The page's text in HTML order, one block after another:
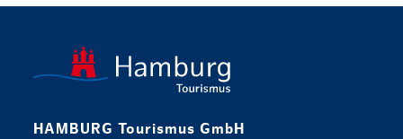
HAMBURG Tourismus GmbH